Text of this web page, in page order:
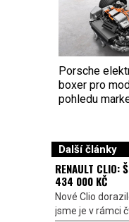
Porsche
boxer pro
pohledu
Další články
RENAULT CLIO:
434 000 KČ
Nové Clio
jsme je v rámci